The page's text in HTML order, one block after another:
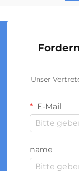
Unser
E-Mail
name